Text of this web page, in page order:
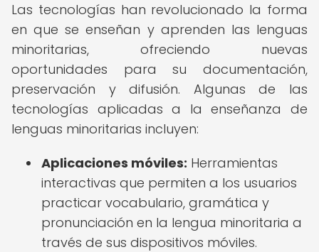
Las tecnologías han revolucionado la forma
en que se enseñan y aprenden las lenguas
minoritarias, ofreciendo nuevas
oportunidades para su documentación,
preservación y difusión. Algunas de las
tecnologías aplicadas a la enseñanza de
lenguas minoritarias incluyen:
Aplicaciones móviles: Herramientas
interactivas que permiten a los usuarios
practicar vocabulario, gramática y
pronunciación en la lengua minoritaria a
través de sus dispositivos móviles.